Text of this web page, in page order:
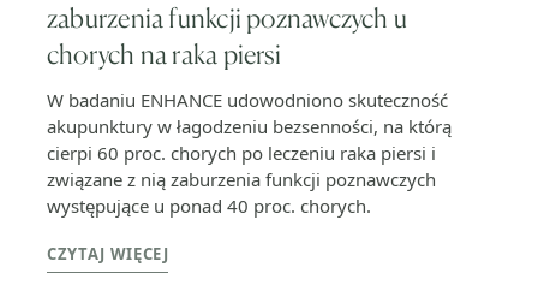
zaburzenia funkcji poznawczych u
chorych na raka piersi
W badaniu ENHANCE udowodniono skuteczność
akupunktury w łagodzeniu bezsenności, na którą
cierpi 60 proc. chorych po leczeniu raka piersi i
związane z nią zaburzenia funkcji poznawczych
występujące u ponad 40 proc. chorych.
CZYTAJ WIĘCEJ